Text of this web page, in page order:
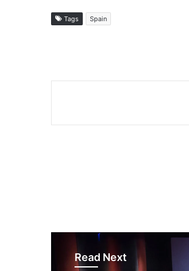
Tags Spain
Read Next